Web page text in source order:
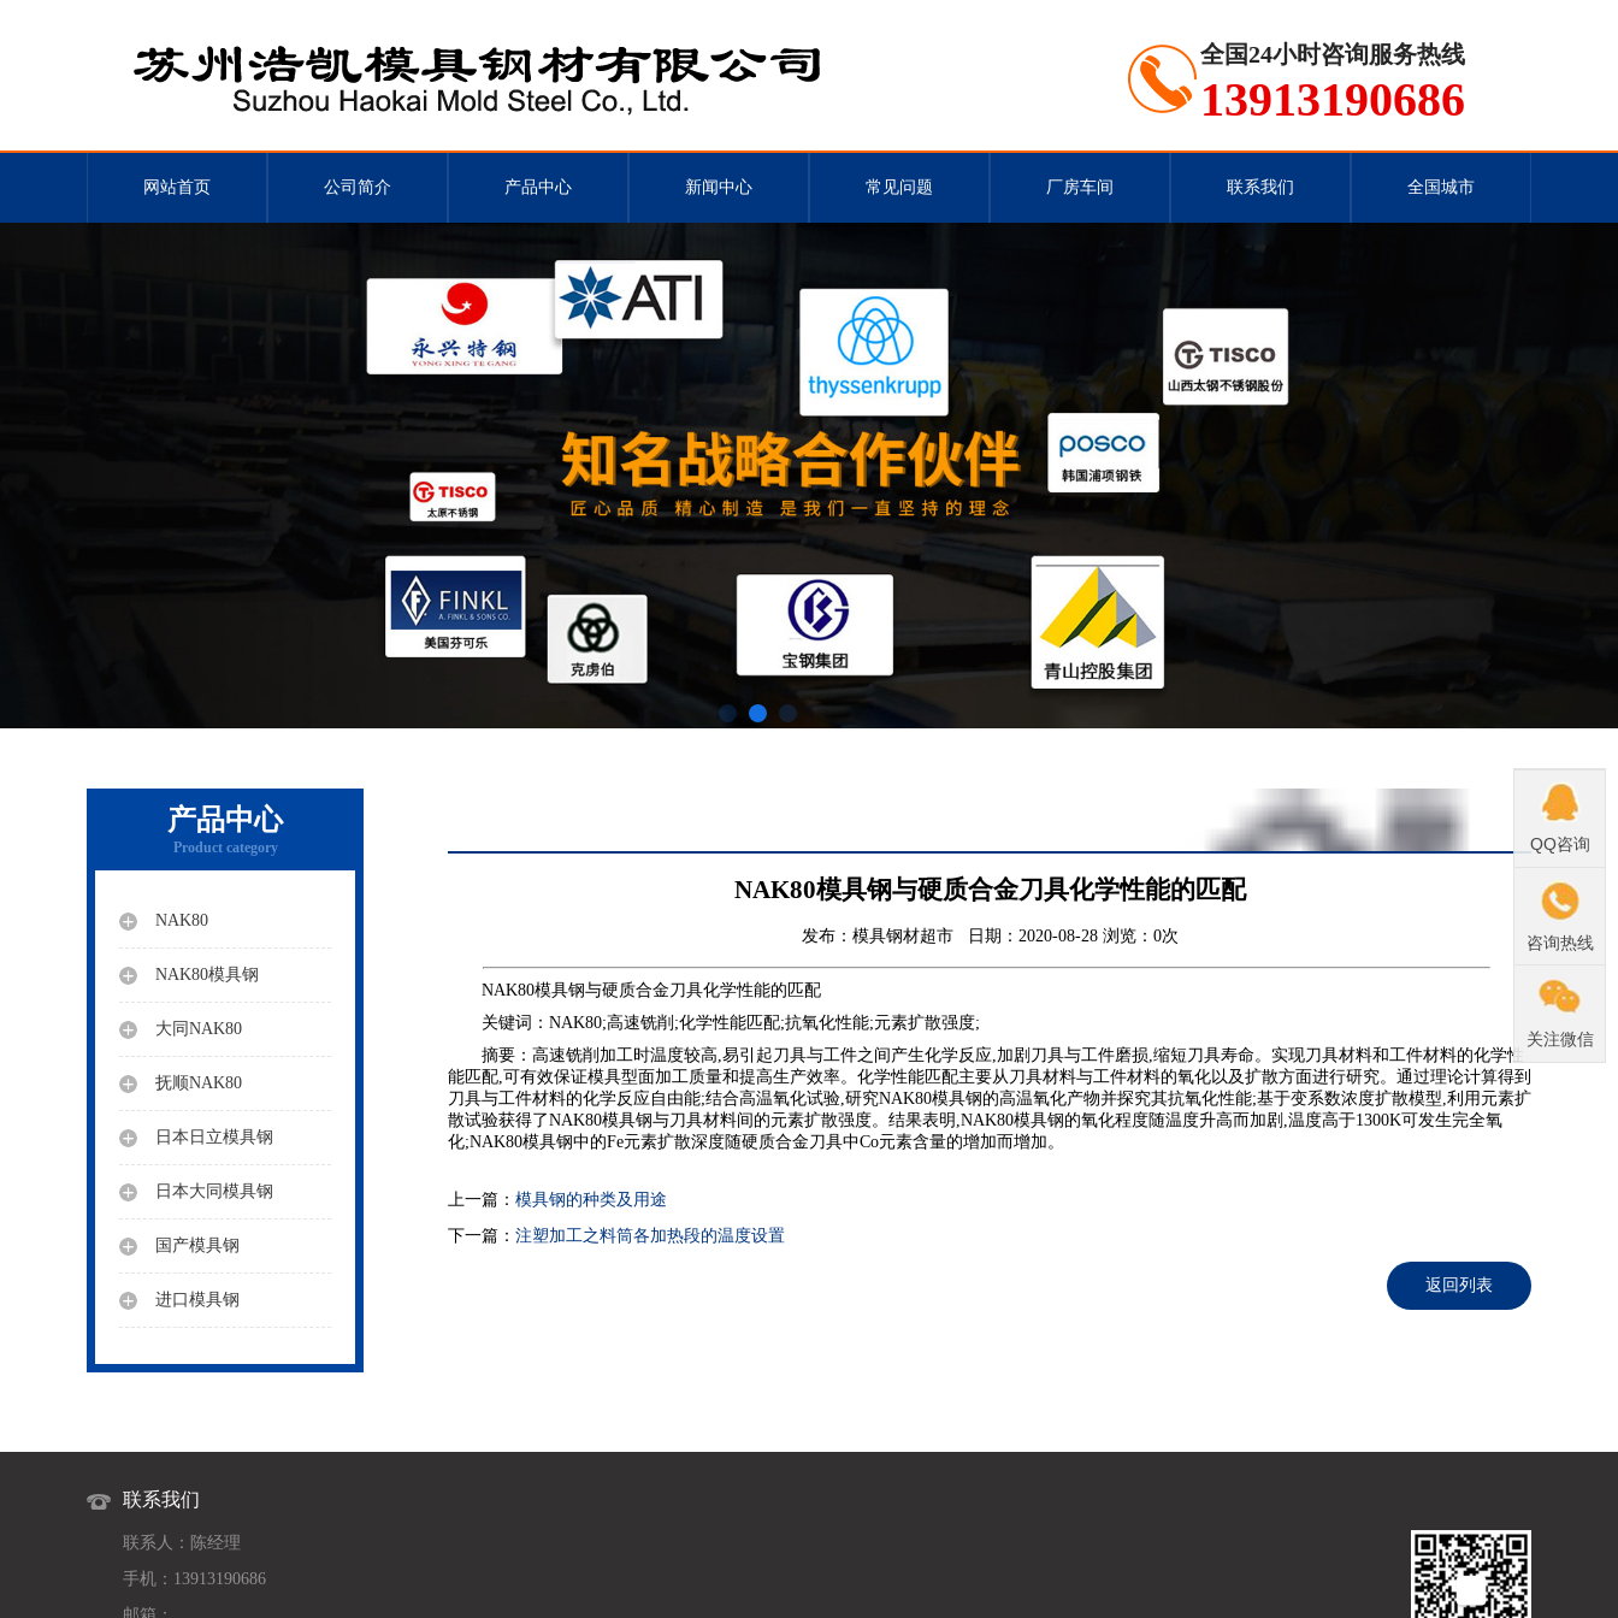
全国24小时咨询服务热线
13913190686
网站首页 公司简介 产品中心 新闻中心 常见问题 厂房车间 联系我们 全国城市
产品中心
Product category
NAK80
NAK80模具钢
大同NAK80
抚顺NAK80
日本日立模具钢
日本大同模具钢
国产模具钢
进口模具钢
NAK80模具钢与硬质合金刀具化学性能的匹配
发布：模具钢材超市 日期：2020-08-28 浏览： 0次
NAK80模具钢与硬质合金刀具化学性能的匹配
关键词：NAK80;高速铣削;化学性能匹配;抗氧化性能;元素扩散强度;
摘要：高速铣削加工时温度较高,易引起刀具与工件之间产生化学反应,加剧刀具与工件磨损,缩短刀具寿命。实现刀具材料和工件材料的化学性
能匹配,可有效保证模具型面加工质量和提高生产效率。化学性能匹配主要从刀具材料与工件材料的氧化以及扩散方面进行研究。通过理论计算得到
刀具与工件材料的化学反应自由能;结合高温氧化试验,研究NAK80模具钢的高温氧化产物并探究其抗氧化性能;基于变系数浓度扩散模型,利用元素扩
散试验获得了NAK80模具钢与刀具材料间的元素扩散强度。结果表明,NAK80模具钢的氧化程度随温度升高而加剧,温度高于1300K可发生完全氧
化;NAK80模具钢中的Fe元素扩散深度随硬质合金刀具中Co元素含量的增加而增加。
上一篇： 模具钢的种类及用途
下一篇： 注塑加工之料筒各加热段的温度设置
返回列表
联系我们
联系人：陈经理
手机：13913190686
QQ咨询
咨询热线
关注微信